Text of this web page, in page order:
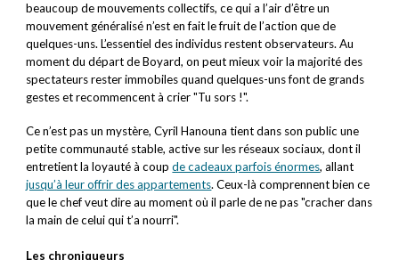
beaucoup de mouvements collectifs, ce qui a l’air d’être un
mouvement généralisé n’est en fait le fruit de l’action que de
quelques-uns. L’essentiel des individus restent observateurs. Au
moment du départ de Boyard, on peut mieux voir la majorité des
spectateurs rester immobiles quand quelques-uns font de grands
gestes et recommencent à crier "Tu sors !".
Ce n’est pas un mystère, Cyril Hanouna tient dans son public une
petite communauté stable, active sur les réseaux sociaux, dont il
entretient la loyauté à coupde cadeaux parfois énormes, allant
jusqu’à leur offrir des appartements. Ceux-là comprennent bien ce
que le chef veut dire au moment où il parle de ne pas "cracher dans
la main de celui qui t’a nourri".
Les chroniqueurs